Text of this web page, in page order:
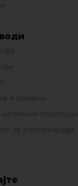
и замени
на лични податоци
за рекламација